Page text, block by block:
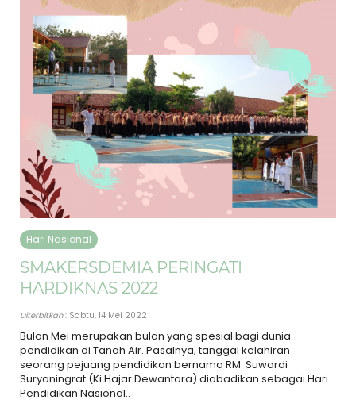
Hari Nasional
SMAKERSDEMIA PERINGATI
HARDIKNAS 2022
Diterbitkan: Sabtu, 14 Mei 2022
Bulan Mei merupakan bulan yang spesial bagi dunia
pendidikan di Tanah Air. Pasalnya, tanggal kelahiran
seorang pejuang pendidikan bernama RM. Suwardi
Suryaningrat (Ki Hajar Dewantara) diabadikan sebagai Hari
Pendidikan Nasional..